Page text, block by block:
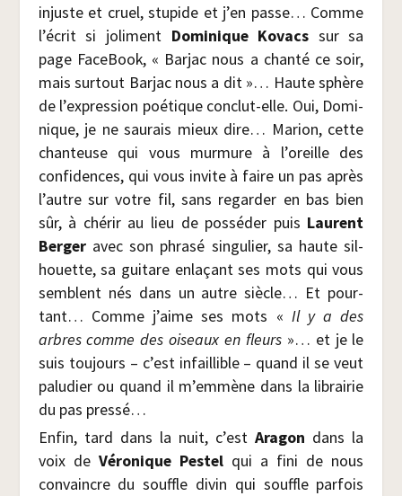
injuste et cruel, stu­pide et j’en passe… Comme
l’écrit si joli­ment Domi­nique Kovacs sur sa
page Face­Book, « Bar­jac nous a chan­té ce soir,
mais sur­tout Bar­jac nous a dit »… Haute sphère
de l’expression poé­tique conclut-elle. Oui, Domi­
nique, je ne sau­rais mieux dire… Marion, cette
chan­teuse qui vous mur­mure à l’oreille des
confi­dences, qui vous invite à faire un pas après
l’autre sur votre fil, sans regar­der en bas bien
sûr, à ché­rir au lieu de pos­sé­der puis Laurent
Ber­geravec son phra­sé sin­gu­lier, sa haute sil­
houette, sa gui­tare enla­çant ses mots qui vous
semblent nés dans un autre siècle… Et pour­
tant… Comme j’aime ses mots « Il y a des
arbres comme des oiseaux en fleurs»… et je le
suis tou­jours – c’est infaillible – quand il se veut
palu­dier ou quand il m’emmène dans la librai­rie
du pas pressé…
Enfin, tard dans la nuit, c’estAra­gon dans la
voix de Véro­nique Pes­telqui a fini de nous
convaincre du souffle divin qui souffle par­fois